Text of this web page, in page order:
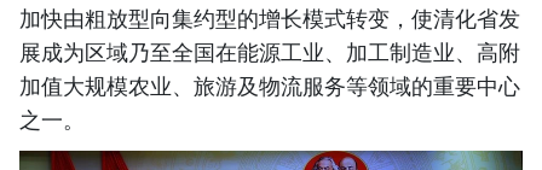
加快由粗放型向集约型的增长模式转变，使清化省发
展成为区域乃至全国在能源工业、加工制造业、高附
加值大规模农业、旅游及物流服务等领域的重要中心
之一。